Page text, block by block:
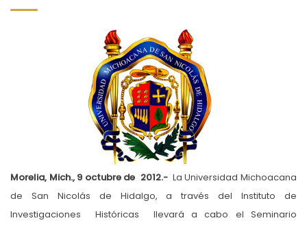
Morelia, Mich., 9 octubre de 2012.- La Universidad Michoacana
de San Nicolás de Hidalgo, a través del Instituto de
Investigaciones Históricas llevará a cabo el Seminario